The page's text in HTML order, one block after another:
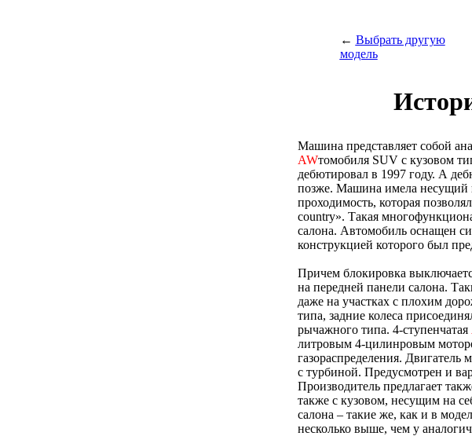
← Выбрать другую
модель
Машина представляет собой
AWтомобиля SUV с кузовом
дебютировал в 1997 году. А
позже. Машина имела несущий
проходимость, которая
country». Такая
салона. Автомобиль оснащен
конструкцией которого был
Причем блокировка
на передней панели салона.
даже на участках с плохим
типа, задние колеса
рычажного типа. 4-ступенчатая
литровым 4-цилинровым
газораспределения.
с турбиной. Предусмотрен и
Производитель предлагает
также с кузовом, несущим на
салона – такие же, как и в
несколько выше, чем у